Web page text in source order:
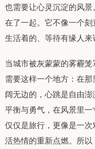
也需要让心灵沉淀的风
在了一起。它不像一个
生活着的、等待有缘人来
当城市被灰蒙蒙的雾霾
需要这样一个地方：在
阔无边的，心跳是自由
平衡与勇气，在风景里
仅仅是旅行，更像是一
活热情的重新点燃。所